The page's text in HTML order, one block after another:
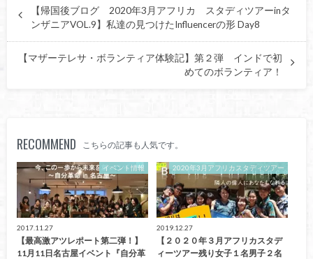
【帰国後ブログ 2020年3月アフリカ スタディツアーinタ
ンザニアVOL.9】私達の見つけたInfluencerの形 Day8
【マザーテレサ・ボランティア体験記】第２弾 インドで初
めてのボランティア！
RECOMMEND こちらの記事も人気です。
イベント情報
2017.11.27
【最高激アツレポート第二弾！】
11月11日名古屋イベント『自分革
2020年3月アフリカスタディツアー
2019.12.27
【２０２０年３月アフリカスタデ
ィーツアー残り女子１名男子２名